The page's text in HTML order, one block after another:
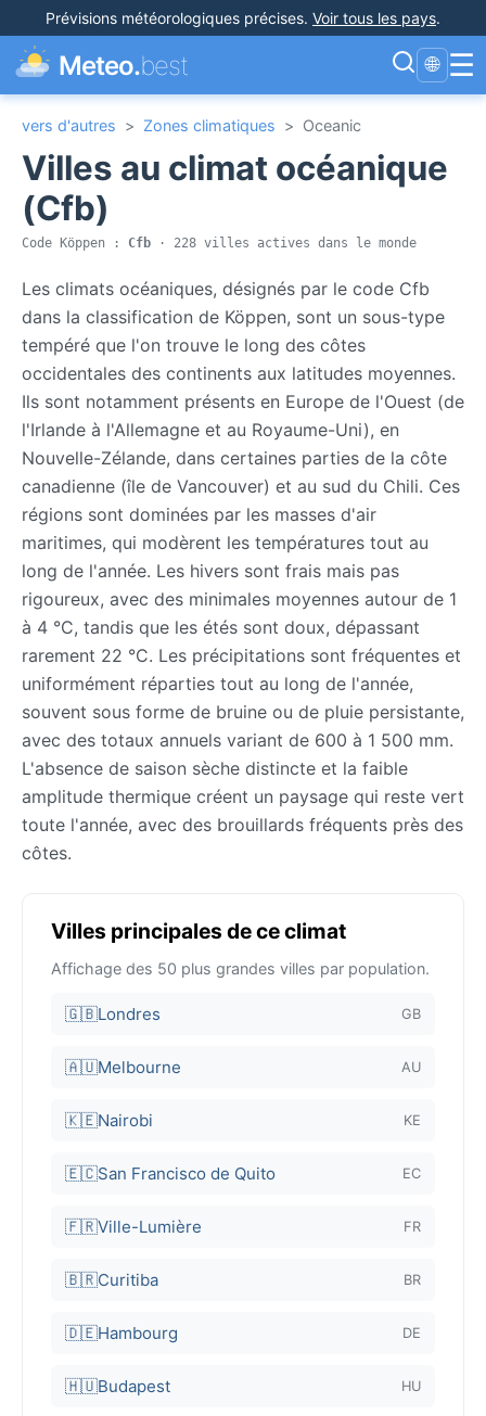
Prévisions météorologiques précises. Voir tous les pays.
Meteo.best 🌐 ☰
vers d'autres > Zones climatiques > Oceanic
Villes au climat océanique
(Cfb)
Code Köppen : Cfb · 228 villes actives dans le monde
Les climats océaniques, désignés par le code Cfb
dans la classification de Köppen, sont un sous-type
tempéré que l'on trouve le long des côtes
occidentales des continents aux latitudes moyennes.
Ils sont notamment présents en Europe de l'Ouest (de
l'Irlande à l'Allemagne et au Royaume-Uni), en
Nouvelle-Zélande, dans certaines parties de la côte
canadienne (île de Vancouver) et au sud du Chili. Ces
régions sont dominées par les masses d'air
maritimes, qui modèrent les températures tout au
long de l'année. Les hivers sont frais mais pas
rigoureux, avec des minimales moyennes autour de 1
à 4 °C, tandis que les étés sont doux, dépassant
rarement 22 °C. Les précipitations sont fréquentes et
uniformément réparties tout au long de l'année,
souvent sous forme de bruine ou de pluie persistante,
avec des totaux annuels variant de 600 à 1 500 mm.
L'absence de saison sèche distincte et la faible
amplitude thermique créent un paysage qui reste vert
toute l'année, avec des brouillards fréquents près des
côtes.
Villes principales de ce climat
Affichage des 50 plus grandes villes par population.
🇬🇧Londres GB
🇦🇺Melbourne AU
🇰🇪Nairobi KE
🇪🇨San Francisco de Quito EC
🇫🇷Ville-Lumière FR
🇧🇷Curitiba BR
🇩🇪Hambourg DE
🇭🇺Budapest HU